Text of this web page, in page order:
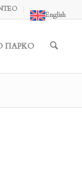
English
ΠΑΡΚΟ